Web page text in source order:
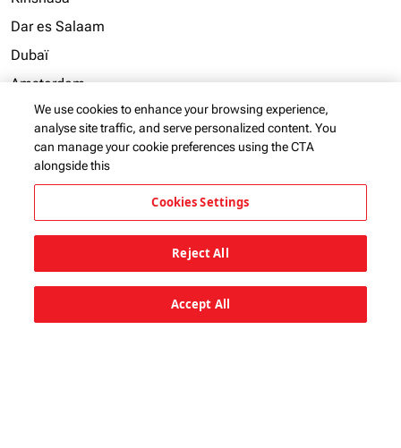
Dar es Salaam
Dubaï
Amsterdam
Manchester
Entebbe
Marques du groupe KQ
We use cookies to enhance your browsing experience,
analyse site traffic, and serve personalized content. You
can manage your cookie preferences using the CTA
alongside this
Cookies Settings
Reject All
Accept All